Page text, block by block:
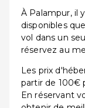
À Palampur, il
disponibles
vol dans un
réservez au
Les prix
partir de 100€
En réservant